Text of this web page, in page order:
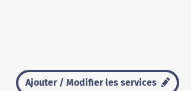
Ajouter / Modifier les services